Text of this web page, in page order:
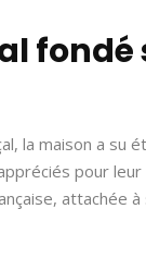
fondé
la maison a su
pour
attachée